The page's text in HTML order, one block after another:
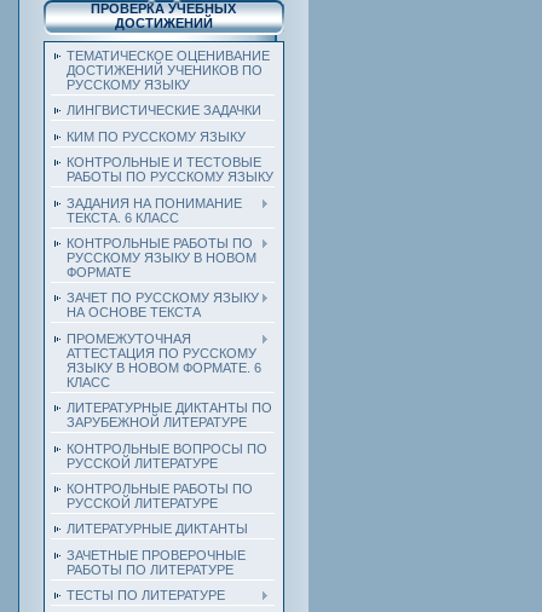
ПРОВЕРКА УЧЕБНЫХ
ДОСТИЖЕНИЙ
ТЕМАТИЧЕСКОЕ ОЦЕНИВАНИЕ
ДОСТИЖЕНИЙ УЧЕНИКОВ ПО
РУССКОМУ ЯЗЫКУ
ЛИНГВИСТИЧЕСКИЕ ЗАДАЧКИ
КИМ ПО РУССКОМУ ЯЗЫКУ
КОНТРОЛЬНЫЕ И ТЕСТОВЫЕ
РАБОТЫ ПО РУССКОМУ ЯЗЫКУ
ЗАДАНИЯ НА ПОНИМАНИЕ
ТЕКСТА. 6 КЛАСС
КОНТРОЛЬНЫЕ РАБОТЫ ПО
РУССКОМУ ЯЗЫКУ В НОВОМ
ФОРМАТЕ
ЗАЧЕТ ПО РУССКОМУ ЯЗЫКУ
НА ОСНОВЕ ТЕКСТА
ПРОМЕЖУТОЧНАЯ
АТТЕСТАЦИЯ ПО РУССКОМУ
ЯЗЫКУ В НОВОМ ФОРМАТЕ. 6
КЛАСС
ЛИТЕРАТУРНЫЕ ДИКТАНТЫ ПО
ЗАРУБЕЖНОЙ ЛИТЕРАТУРЕ
КОНТРОЛЬНЫЕ ВОПРОСЫ ПО
РУССКОЙ ЛИТЕРАТУРЕ
КОНТРОЛЬНЫЕ РАБОТЫ ПО
РУССКОЙ ЛИТЕРАТУРЕ
ЛИТЕРАТУРНЫЕ ДИКТАНТЫ
ЗАЧЕТНЫЕ ПРОВЕРОЧНЫЕ
РАБОТЫ ПО ЛИТЕРАТУРЕ
ТЕСТЫ ПО ЛИТЕРАТУРЕ